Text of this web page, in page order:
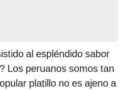
al espléndido sabor
? Los peruanos somos tan
platillo no es ajeno a